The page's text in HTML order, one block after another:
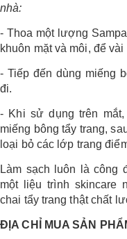
nhà:
- Thoa một lượng
khuôn mặt và môi, để
- Tiếp đến dùng miếng
đi.
- Khi sử dụng trên
miếng bông tẩy trang,
loại bỏ các lớp trang
Làm sạch luôn là công
một liệu trình skincare
chai tẩy trang thật chất
ĐỊA CHỈ MUA SẢN